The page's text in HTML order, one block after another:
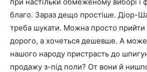
благо. Зараз дещо простіше. Діор-
треба шукати. Можна просто прийти
дорого, а хочеться дешевше. А
нашого народу пристрасть до
продажу з-під поли? От вони й